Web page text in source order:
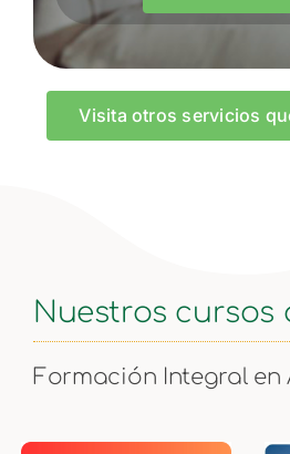
Visita otros servicios
Nuestros cursos
Formación Integral en